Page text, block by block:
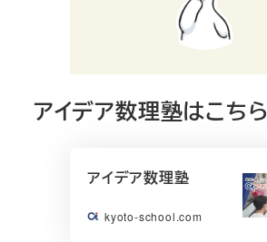
アイデア数理塾はこちら
アイデア数理塾
kyoto-school.com